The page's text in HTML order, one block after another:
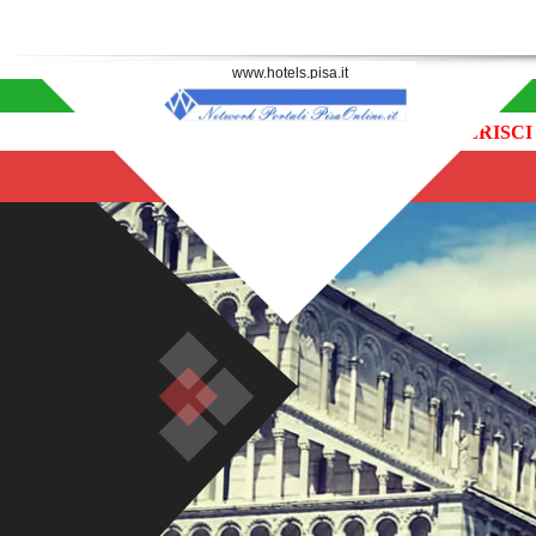
www.hotels.pisa.it